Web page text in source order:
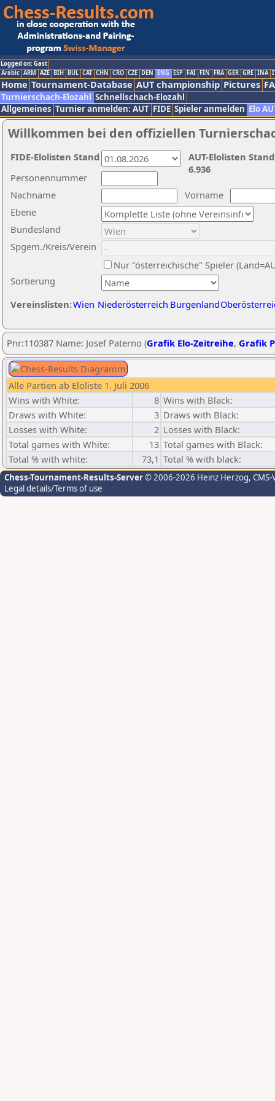
Logged on: Gast
Arabic ARM AZE BIH BUL CAT CHN CRO CZE DEN ENG ESP FAI FIN FRA GER GRE INA
Home Tournament-Database AUT championship Pictures
Turnierschach-Elozahl Schnellschach-Elozahl
Allgemeines Turnier anmelden: AUT FIDE Spieler anmelden Elo
Willkommen bei den offiziellen
Nachname
Vorname
Ebene
Sortierung
Personennummer
Bundesland
Spgem./Kreis/Verein
Nur "österreichische" Spieler
Vereinslisten:Wien Niederösterreich Burgenland
AUT-Elolisten
6.936
FIDE-Elolisten Stand
Pnr:110387 Name: Josef Paterno (Grafik Elo-Zeitreihe, Grafik
Alle Partien ab Eloliste 1. Juli 2006
Wins with White:
8 Wins with Black:
Draws with White:
3 Draws with Black:
Losses with White:
2 Losses with Black:
Total games with White:
13 Total games with Black:
Total % with white:
73,1 Total % with black:
Chess-Tournament-Results-Server© 2006-2026 Heinz Herzog,
Legal details/Terms of use